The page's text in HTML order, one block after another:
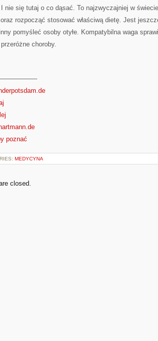
nie się tutaj o co dąsać. To najzwyczajniej w
rozpocząć stosować właściwą dietę. Jest
pomyśleć osoby otyłe. Kompatybilna waga
choroby.
poznać
MEDYCYNA
closed.